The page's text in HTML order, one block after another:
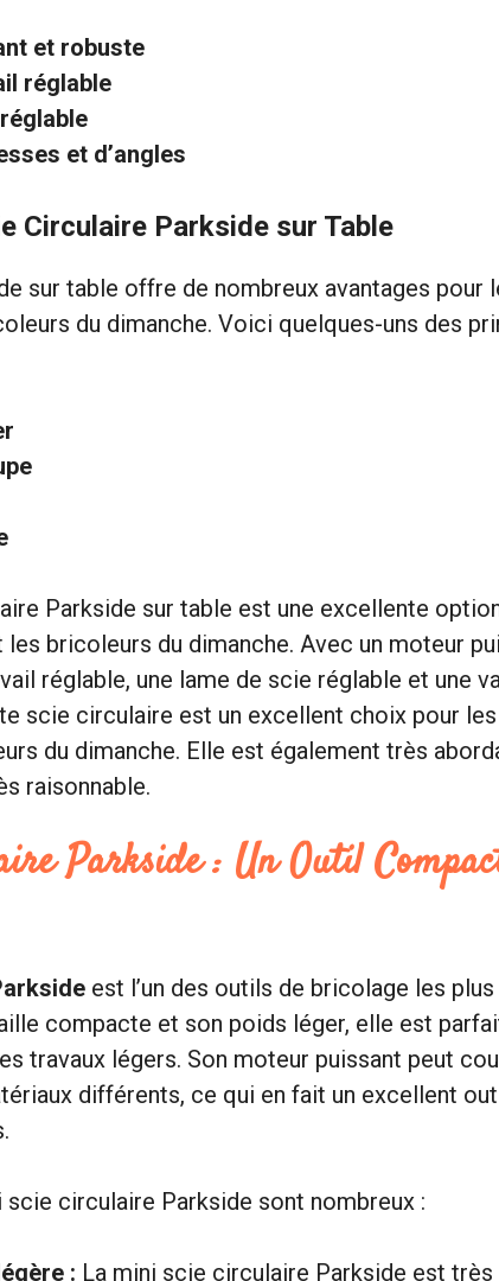
et robuste
réglable
et d’angles
Circulaire Parkside sur Table
sur table offre de nombreux avantages pour
du dimanche. Voici quelques-uns des
Parkside sur table est une excellente
bricoleurs du dimanche. Avec un moteur
réglable, une lame de scie réglable et une
scie circulaire est un excellent choix pour
du dimanche. Elle est également très
raisonnable.
Parkside : Un Outil
est l’un des outils de bricolage les
compacte et son poids léger, elle est
travaux légers. Son moteur puissant peut
différents, ce qui en fait un excellent
scie circulaire Parkside sont nombreux :
: La mini scie circulaire Parkside est